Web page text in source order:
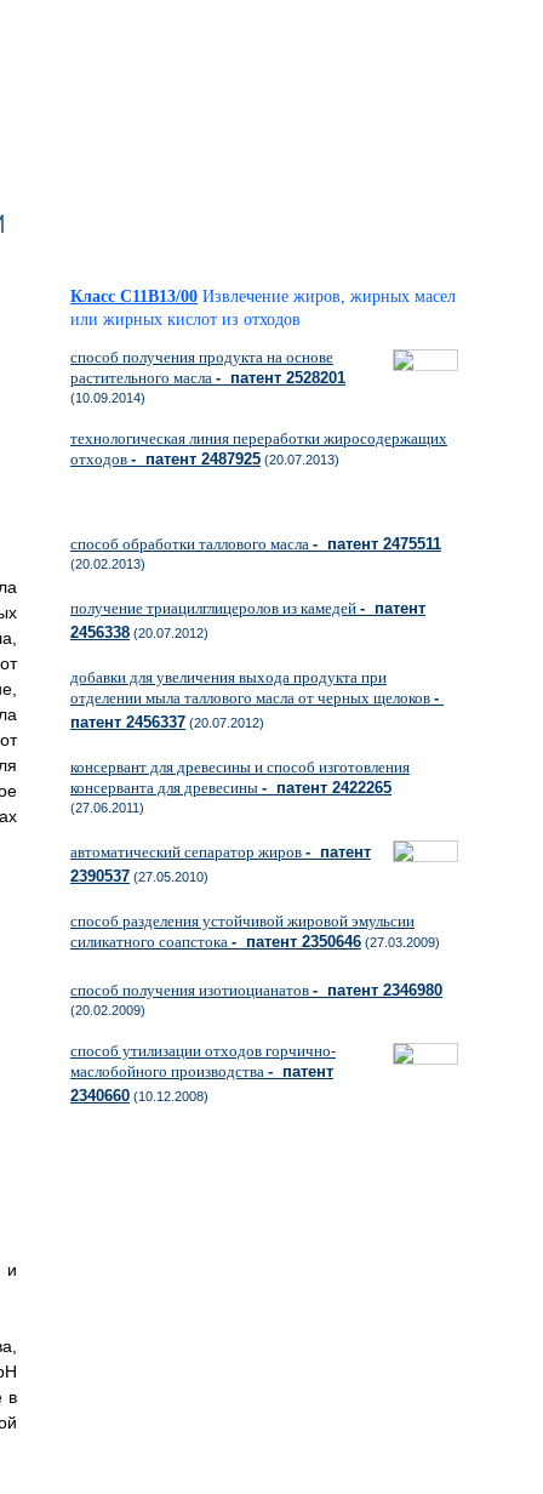
и
в
Класс C11B13/00 Извлечение жиров, жирных масел
или жирных кислот из отходов
способ получения продукта на основе
растительного масла - патент 2528201
(10.09.2014)
технологическая линия переработки жиросодержащих
отходов - патент 2487925 (20.07.2013)
способ обработки таллового масла - патент 2475511
(20.02.2013)
получение триацилглицеролов из камедей - патент
2456338 (20.07.2012)
добавки для увеличения выхода продукта при
отделении мыла таллового масла от черных щелоков -
патент 2456337 (20.07.2012)
консервант для древесины и способ изготовления
консерванта для древесины - патент 2422265
(27.06.2011)
автоматический сепаратор жиров - патент
2390537 (27.05.2010)
способ разделения устойчивой жировой эмульсии
силикатного соапстока - патент 2350646 (27.03.2009)
способ получения изотиоцианатов - патент 2346980
(20.02.2009)
способ утилизации отходов горчично-
маслобойного производства - патент
2340660 (10.12.2008)